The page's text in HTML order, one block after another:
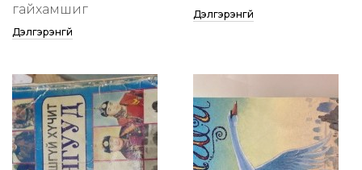
гайхамшиг
Дэлгэрэнгүй
Дэлгэрэнгүй